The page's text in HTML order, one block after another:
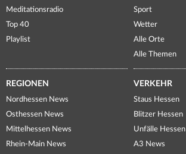
Meditationsradio
Top 40
Playlist
Sport
Wetter
Alle Orte
Alle Themen
REGIONEN
Nordhessen News
Osthessen News
Mittelhessen News
Rhein-Main News
VERKEHR
Staus Hessen
Blitzer Hessen
Unfälle Hessen
A3 News